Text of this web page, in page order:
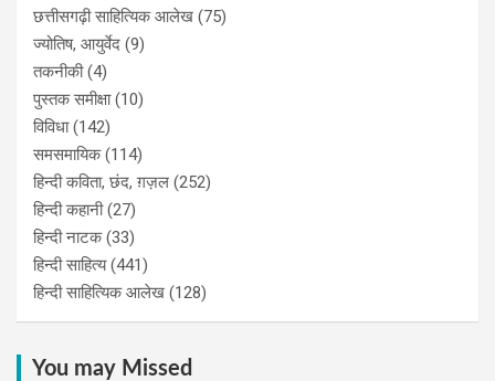
छत्तीसगढ़ी साहित्यिक आलेख (75)
ज्योतिष, आयुर्वेद (9)
तकनीकी(4)
पुस्‍तक समीक्षा(10)
विविधा(142)
समसमायिक(114)
हिन्दी कविता, छंद, ग़ज़ल (252)
हिन्दी कहानी(27)
हिन्‍दी नाटक(33)
हिन्दी साहित्य(441)
हिन्दी साहित्यिक आलेख (128)
You may Missed